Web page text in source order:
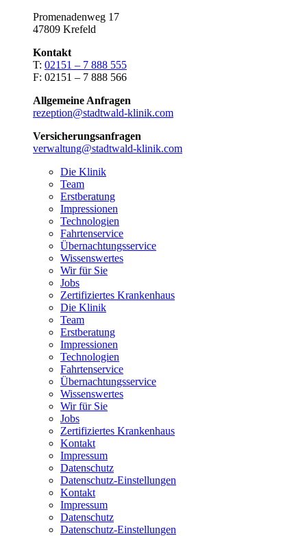
Promenadenweg 17
47809 Krefeld
Kontakt
T: 02151 – 7 888 555
F: 02151 – 7 888 566
Allgemeine Anfragen
rezeption@stadtwald-klinik.com
Versicherungsanfragen
verwaltung@stadtwald-klinik.com
Die Klinik
Team
Erstberatung
Impressionen
Technologien
Fahrtenservice
Übernachtungsservice
Wissenswertes
Wir für Sie
Jobs
Zertifiziertes Krankenhaus
Die Klinik
Team
Erstberatung
Impressionen
Technologien
Fahrtenservice
Übernachtungsservice
Wissenswertes
Wir für Sie
Jobs
Zertifiziertes Krankenhaus
Kontakt
Impressum
Datenschutz
Datenschutz-Einstellungen
Kontakt
Impressum
Datenschutz
Datenschutz-Einstellungen